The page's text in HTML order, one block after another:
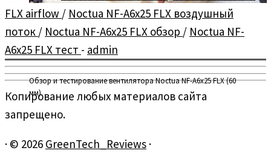
Обзор и тестирование вентилятора Noctua NF-A6x25 FLX (60
мм).
FLX airflow / Noctua NF-A6x25 FLX воздушный
поток / Noctua NF-A6x25 FLX обзор / Noctua NF-
A6x25 FLX тест - admin
Копирование любых материалов сайта
запрещено.
· © 2026 GreenTech_Reviews ·